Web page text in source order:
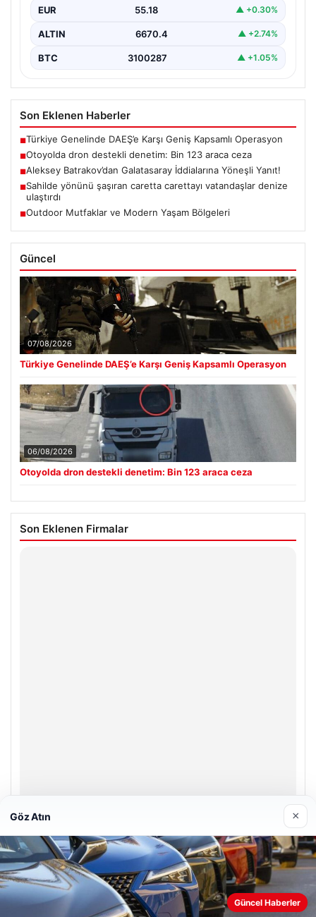
EUR 55.18 ▲ +0.30%
ALTIN 6670.4 ▲ +2.74%
BTC 3100287 ▲ +1.05%
Son Eklenen Haberler
■Türkiye Genelinde DAEŞ’e Karşı Geniş Kapsamlı Operasyon
■Otoyolda dron destekli denetim: Bin 123 araca ceza
■Aleksey Batrakov’dan Galatasaray İddialarına Yöneşli Yanıt!
■Sahilde yönünü şaşıran caretta carettayı vatandaşlar denize
ulaştırdı
■Outdoor Mutfaklar ve Modern Yaşam Bölgeleri
Güncel
07/08/2026
Türkiye Genelinde DAEŞ’e Karşı Geniş Kapsamlı Operasyon
06/08/2026
Otoyolda dron destekli denetim: Bin 123 araca ceza
Son Eklenen Firmalar
Prenses Night Club
29/04/2026
Web sitemizi nasıl kullandığınızı daha iyi anlayabilmek,
Göz Atın ×
Güncel Haberler